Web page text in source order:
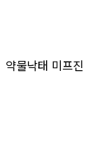
약물낙태 미프진